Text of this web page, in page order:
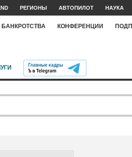
РЕГИОНЫ АВТОПИЛОТ НАУКА
БАНКРОТСТВА КОНФЕРЕНЦИИ